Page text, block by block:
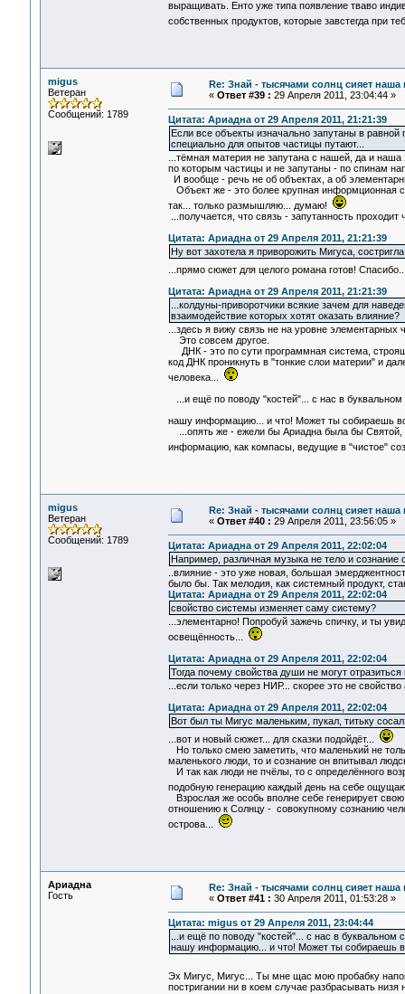
выращивать. Енто уже типа появление тваво
собственных продуктов, которые завстегда при
migus
Ветеран
Сообщений: 1789
Re: Знай - тысячами солнц сияет наша
« Ответ #39 : 29 Апреля 2011, 23:04:44 »
Цитата: Ариадна от 29 Апреля 2011, 21:21:39
Если все объекты изначально запутаны в
специально для опытов частицы путают...
...тёмная материя не запутана с нашей, да и
по которым частицы и не запутаны - по спинам
И вообще - речь не об объектах, а об
Объект же - это более крупная информционная
так... только размышляю... думаю!
...получается, что связь - запутанность
Цитата: Ариадна от 29 Апреля 2011, 21:21:39
Ну вот захотела я приворожить Мигуса,
...прямо сюжет для целого романа готов!
Цитата: Ариадна от 29 Апреля 2011, 21:21:39
...колдуны-приворотчики всякие зачем для
взаимодействие которых хотят оказать влияние?
...здесь я вижу связь не на уровне
Это совсем другое.
ДНК - это по сути программная система,
код ДНК проникнуть в "тонкие слои материи" и
человека...
...и ещё по поводу "костей"... с нас в
нашу информацию... и что! Может ты собираешь
...опять же - ежели бы Ариадна была бы Святой,
информацию, как компасы, ведущие в "чистое"
migus
Ветеран
Сообщений: 1789
Re: Знай - тысячами солнц сияет наша
« Ответ #40 : 29 Апреля 2011, 23:56:05 »
Цитата: Ариадна от 29 Апреля 2011, 22:02:04
Например, различная музыка не тело и
..влияние - это уже новая, большая
было бы. Так мелодия, как системный продукт,
Цитата: Ариадна от 29 Апреля 2011, 22:02:04
свойство системы изменяет саму систему?
...элементарно! Попробуй зажечь спичку, и ты
освещённость...
Цитата: Ариадна от 29 Апреля 2011, 22:02:04
Тогда почему свойства души не могут отразиться
...если только через НИР... скорее это не
Цитата: Ариадна от 29 Апреля 2011, 22:02:04
Вот был ты Мигус маленьким, пукал, титьку
...вот и новый сюжет... для сказки подойдёт...
Но только смею заметить, что маленький не
маленького люди, то и сознание он впитывал
И так как люди не пчёлы, то с определённого
подобную генерацию каждый день на себе
Взрослая же особь вполне себе генерирует
отношению к Солнцу - совокупному сознанию
острова...
Ариадна
Гость
Re: Знай - тысячами солнц сияет наша
« Ответ #41 : 30 Апреля 2011, 01:53:28 »
Цитата: migus от 29 Апреля 2011, 23:04:44
...и ещё по поводу "костей"... с нас в
нашу информацию... и что! Может ты собираешь
Эх Мигус, Мигус... Ты мне щас мою пробабку
постригании ни в коем случае разбрасывать